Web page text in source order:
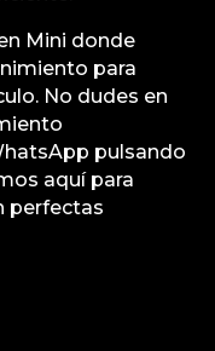
Mini donde
para
No dudes en
pulsando
aquí para
perfectas